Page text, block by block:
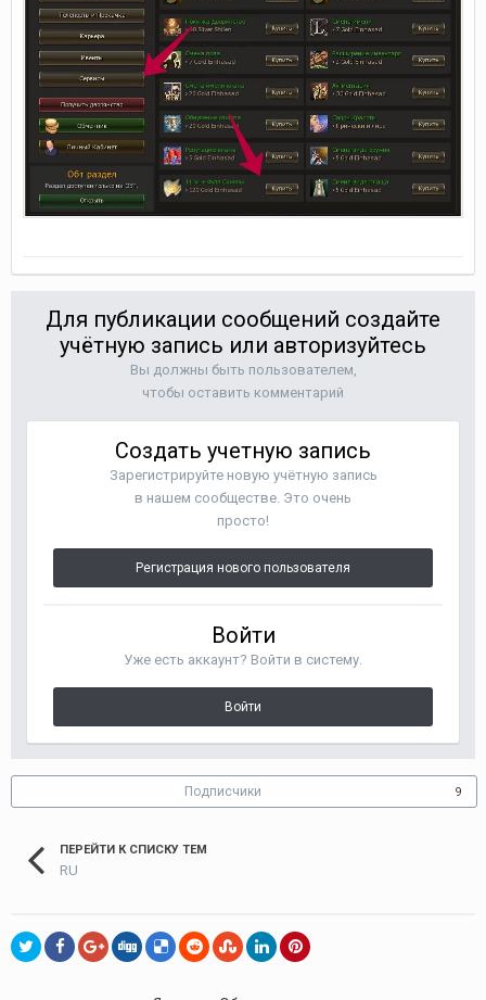
Для публикации сообщений создайте
учётную запись или авторизуйтесь
Вы должны быть пользователем,
чтобы оставить комментарий
Создать учетную запись
Зарегистрируйте новую учётную запись
в нашем сообществе. Это очень
просто!
Регистрация нового пользователя
Войти
Уже есть аккаунт? Войти в систему.
Войти
Подписчики 9
ПЕРЕЙТИ К СПИСКУ ТЕМ
RU